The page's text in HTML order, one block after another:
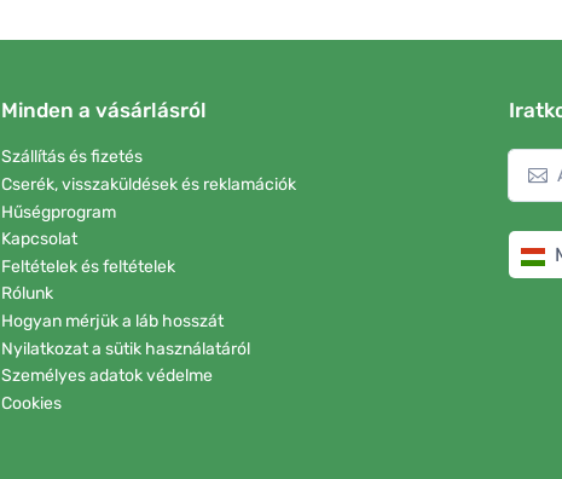
Minden a vásárlásról
Szállítás és fizetés
Cserék, visszaküldések és reklamációk
Hűségprogram
Kapcsolat
Feltételek és feltételek
Rólunk
Hogyan mérjük a láb hosszát
Nyilatkozat a sütik használatáról
Személyes adatok védelme
Cookies